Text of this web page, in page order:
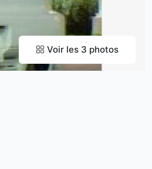
Voir les 3 photos